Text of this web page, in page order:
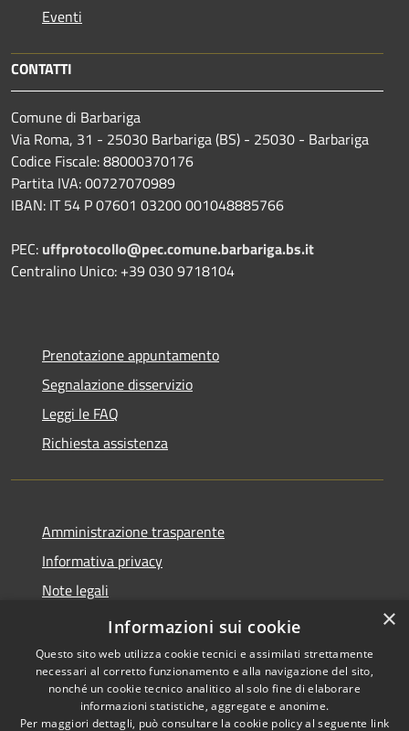
Eventi
CONTATTI
Comune di Barbariga
Via Roma, 31 - 25030 Barbariga (BS) - 25030 - Barbariga
Codice Fiscale: 88000370176
Partita IVA: 00727070989
IBAN: IT 54 P 07601 03200 001048885766
PEC: uffprotocollo@pec.comune.barbariga.bs.it
Centralino Unico: +39 030 9718104
Prenotazione appuntamento
Segnalazione disservizio
Leggi le FAQ
Richiesta assistenza
Amministrazione trasparente
Informativa privacy
Note legali
Dichiarazione di accessibilità
Copyright © 2026 • Comune di
×
Informazioni sui cookie
Questo sito web utilizza cookie tecnici e assimilati strettamente
necessari al corretto funzionamento e alla navigazione del sito,
nonché un cookie tecnico analitico al solo fine di elaborare
informazioni statistiche, aggregate e anonime.
Per maggiori dettagli, può consultare la cookie policy al seguente link